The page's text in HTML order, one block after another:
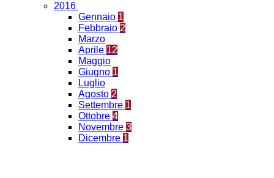
2016
Gennaio 1
Febbraio 2
Marzo
Aprile 12
Maggio
Giugno 1
Luglio
Agosto 2
Settembre 1
Ottobre 4
Novembre 3
Dicembre 1